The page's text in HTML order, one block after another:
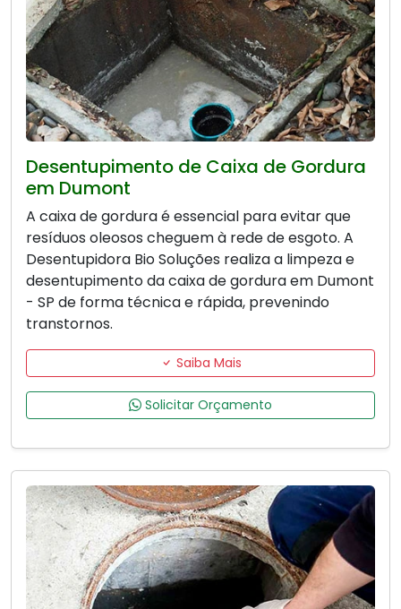
Desentupimento de Caixa de Gordura
em Dumont
A caixa de gordura é essencial para evitar que
resíduos oleosos cheguem à rede de esgoto. A
Desentupidora Bio Soluções realiza a limpeza e
desentupimento da caixa de gordura em Dumont
- SP de forma técnica e rápida, prevenindo
transtornos.
Saiba Mais
Solicitar Orçamento